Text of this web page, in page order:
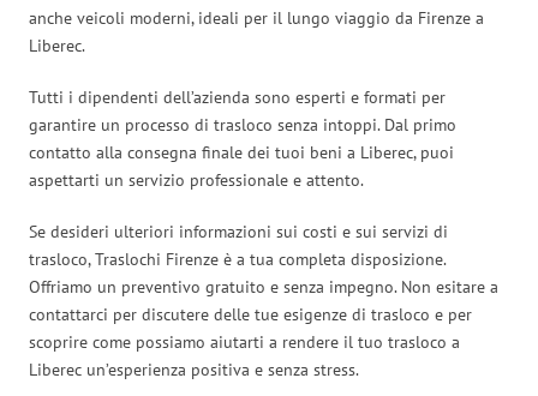
anche veicoli moderni, ideali per il lungo viaggio da Firenze a
Liberec.
Tutti i dipendenti dell’azienda sono esperti e formati per
garantire un processo di trasloco senza intoppi. Dal primo
contatto alla consegna finale dei tuoi beni a Liberec, puoi
aspettarti un servizio professionale e attento.
Se desideri ulteriori informazioni sui costi e sui servizi di
trasloco, Traslochi Firenze è a tua completa disposizione.
Offriamo un preventivo gratuito e senza impegno. Non esitare a
contattarci per discutere delle tue esigenze di trasloco e per
scoprire come possiamo aiutarti a rendere il tuo trasloco a
Liberec un’esperienza positiva e senza stress.